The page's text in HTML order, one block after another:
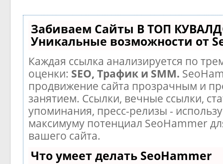
Забиваем Сайты В ТОП
Уникальные возможности от
Каждая ссылка анализируется по
оценки: SEO, Трафик и SMM.
продвижение сайта прозрачным и
занятием. Ссылки, вечные ссылки,
упоминания, пресс-релизы -
максимуму потенциал SeoHammer
вашего сайта.
Что умеет делать SeoHammer